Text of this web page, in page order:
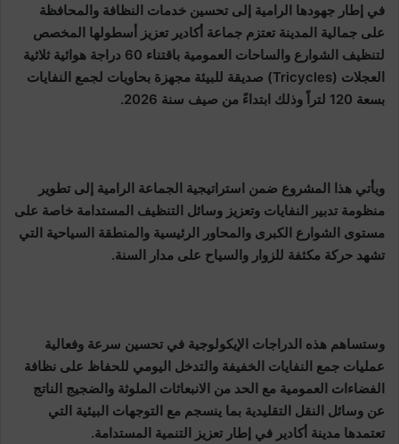
في إطار جهودها الرامية إلى تحسين خدمات النظافة والمحافظة
على جمالية المدينة تعتزم جماعة أكادير تعزيز أسطولها المخصص
لتنظيف الشوارع والساحات العمومية باقتناء 60 دراجة هوائية ثلاثية
العجلات (Tricycles) صديقة للبيئة مجهزة بحاويات لجمع النفايات
بسعة 120 لتراً وذلك ابتداءً من صيف سنة 2026.
ويأتي هذا المشروع ضمن استراتيجية الجماعة الرامية إلى تطوير
منظومة تدبير النفايات وتعزيز وسائل التنظيف المستدامة خاصة على
مستوى الشوارع الكبرى والمحاور الرئيسية والمنطقة السياحية التي
تشهد حركة مكثفة للزوار والسياح على مدار السنة.
وستساهم هذه الدراجات الإيكولوجية في تحسين سرعة وفعالية
عمليات جمع النفايات الخفيفة والتدخل اليومي للحفاظ على نظافة
الفضاءات العمومية مع الحد من الانبعاثات الملوثة والضجيج الناتج
عن وسائل النقل التقليدية بما ينسجم مع التوجهات البيئية التي
تعتمدها مدينة أكادير في إطار تعزيز التنمية المستدامة.